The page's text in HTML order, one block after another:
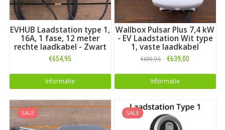
namelijk lager dan bij de moderne 3-fase Type 2 auto’s.
EVHUB Laadstation type 1,
16A, 1 fase, 12 meter
rechte laadkabel - Zwart
€654,95
Informatie
Wallbox Pulsar Plus 7,4 kW
- EV Laadstation Wit type
1, vaste laadkabel
€699,95 €639,00
Informatie
SALE SALE